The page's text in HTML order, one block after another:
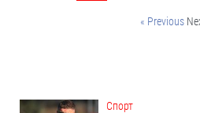
« Previous
Cпорт